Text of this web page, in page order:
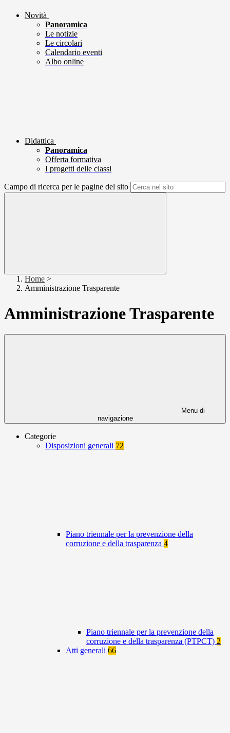
Novità
Panoramica
Le notizie
Le circolari
Calendario eventi
Albo online
Didattica
Panoramica
Offerta formativa
I progetti delle classi
Campo di ricerca per le pagine del sito
Home >
Amministrazione Trasparente
Amministrazione Trasparente
Menu di
navigazione
Categorie
Disposizioni generali 72
Piano triennale per la prevenzione della
corruzione e della trasparenza 4
Piano triennale per la prevenzione della
corruzione e della trasparenza (PTPCT) 2
Atti generali 66